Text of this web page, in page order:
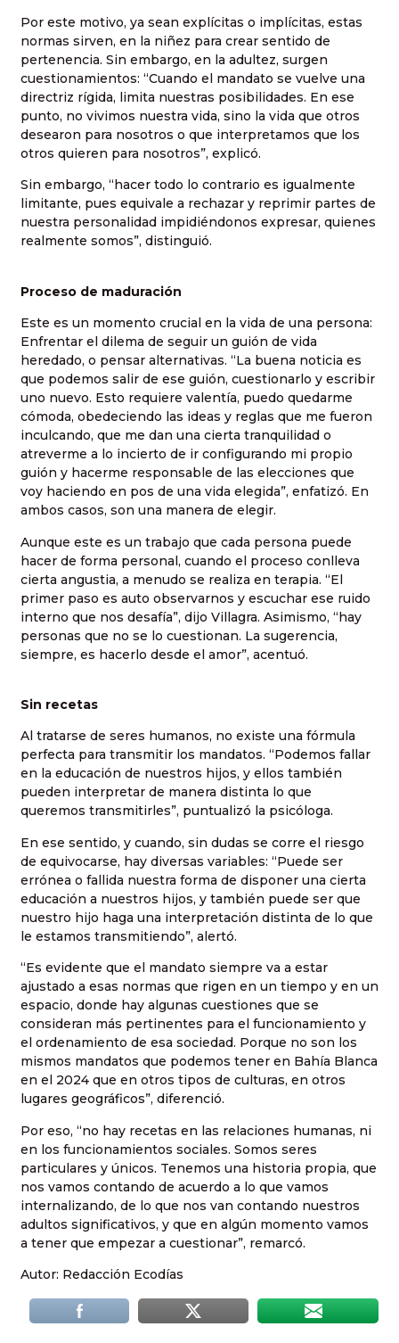
Por este motivo, ya sean explícitas o implícitas, estas
normas sirven, en la niñez para crear sentido de
pertenencia. Sin embargo, en la adultez, surgen
cuestionamientos: “Cuando el mandato se vuelve una
directriz rígida, limita nuestras posibilidades. En ese
punto, no vivimos nuestra vida, sino la vida que otros
desearon para nosotros o que interpretamos que los
otros quieren para nosotros”, explicó.
Sin embargo, “hacer todo lo contrario es igualmente
limitante, pues equivale a rechazar y reprimir partes de
nuestra personalidad impidiéndonos expresar, quienes
realmente somos”, distinguió.
Proceso de maduración
Este es un momento crucial en la vida de una persona:
Enfrentar el dilema de seguir un guión de vida
heredado, o pensar alternativas. “La buena noticia es
que podemos salir de ese guión, cuestionarlo y escribir
uno nuevo. Esto requiere valentía, puedo quedarme
cómoda, obedeciendo las ideas y reglas que me fueron
inculcando, que me dan una cierta tranquilidad o
atreverme a lo incierto de ir configurando mi propio
guión y hacerme responsable de las elecciones que
voy haciendo en pos de una vida elegida”, enfatizó. En
ambos casos, son una manera de elegir.
Aunque este es un trabajo que cada persona puede
hacer de forma personal, cuando el proceso conlleva
cierta angustia, a menudo se realiza en terapia. “El
primer paso es auto observarnos y escuchar ese ruido
interno que nos desafía”, dijo Villagra. Asimismo, “hay
personas que no se lo cuestionan. La sugerencia,
siempre, es hacerlo desde el amor”, acentuó.
Sin recetas
Al tratarse de seres humanos, no existe una fórmula
perfecta para transmitir los mandatos. “Podemos fallar
en la educación de nuestros hijos, y ellos también
pueden interpretar de manera distinta lo que
queremos transmitirles”, puntualizó la psicóloga.
En ese sentido, y cuando, sin dudas se corre el riesgo
de equivocarse, hay diversas variables: “Puede ser
errónea o fallida nuestra forma de disponer una cierta
educación a nuestros hijos, y también puede ser que
nuestro hijo haga una interpretación distinta de lo que
le estamos transmitiendo”, alertó.
“Es evidente que el mandato siempre va a estar
ajustado a esas normas que rigen en un tiempo y en un
espacio, donde hay algunas cuestiones que se
consideran más pertinentes para el funcionamiento y
el ordenamiento de esa sociedad. Porque no son los
mismos mandatos que podemos tener en Bahía Blanca
en el 2024 que en otros tipos de culturas, en otros
lugares geográficos”, diferenció.
Por eso, “no hay recetas en las relaciones humanas, ni
en los funcionamientos sociales. Somos seres
particulares y únicos. Tenemos una historia propia, que
nos vamos contando de acuerdo a lo que vamos
internalizando, de lo que nos van contando nuestros
adultos significativos, y que en algún momento vamos
a tener que empezar a cuestionar”, remarcó.
Autor: Redacción Ecodías